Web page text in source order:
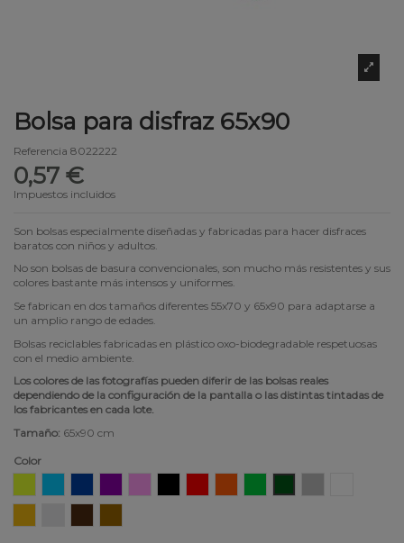
Bolsa para disfraz 65x90
Referencia 8022222
0,57 €
Impuestos incluidos
Son bolsas especialmente diseñadas y fabricadas para hacer disfraces
baratos con niños y adultos.
No son bolsas de basura convencionales, son mucho más resistentes y sus
colores bastante más intensos y uniformes.
Se fabrican en dos tamaños diferentes 55x70 y 65x90 para adaptarse a
un amplio rango de edades.
Bolsas reciclables fabricadas en plástico oxo-biodegradable respetuosas
con el medio ambiente.
Los colores de las fotografías pueden diferir de las bolsas reales
dependiendo de la configuración de la pantalla o las distintas tintadas de
los fabricantes en cada lote.
Tamaño: 65x90 cm
Color